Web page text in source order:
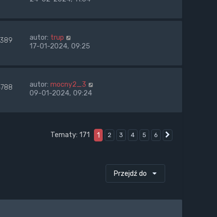
autor: trup
17-01-2024, 09:25
autor: mocny2_3
09-01-2024, 09:24
Tematy: 171 1 2 3 4 5 6
Przejdź do